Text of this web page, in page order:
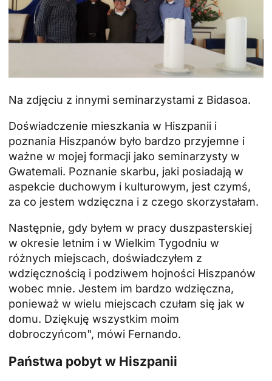
Na zdjęciu z innymi seminarzystami z Bidasoa.
Doświadczenie mieszkania w Hiszpanii i
poznania Hiszpanów było bardzo przyjemne i
ważne w mojej formacji jako seminarzysty w
Gwatemali. Poznanie skarbu, jaki posiadają w
aspekcie duchowym i kulturowym, jest czymś,
za co jestem wdzięczna i z czego skorzystałam.
Następnie, gdy byłem w pracy duszpasterskiej
w okresie letnim i w Wielkim Tygodniu w
różnych miejscach, doświadczyłem z
wdzięcznością i podziwem hojności Hiszpanów
wobec mnie. Jestem im bardzo wdzięczna,
ponieważ w wielu miejscach czułam się jak w
domu. Dziękuję wszystkim moim
dobroczyńcom", mówi Fernando.
Państwa pobyt w Hiszpanii